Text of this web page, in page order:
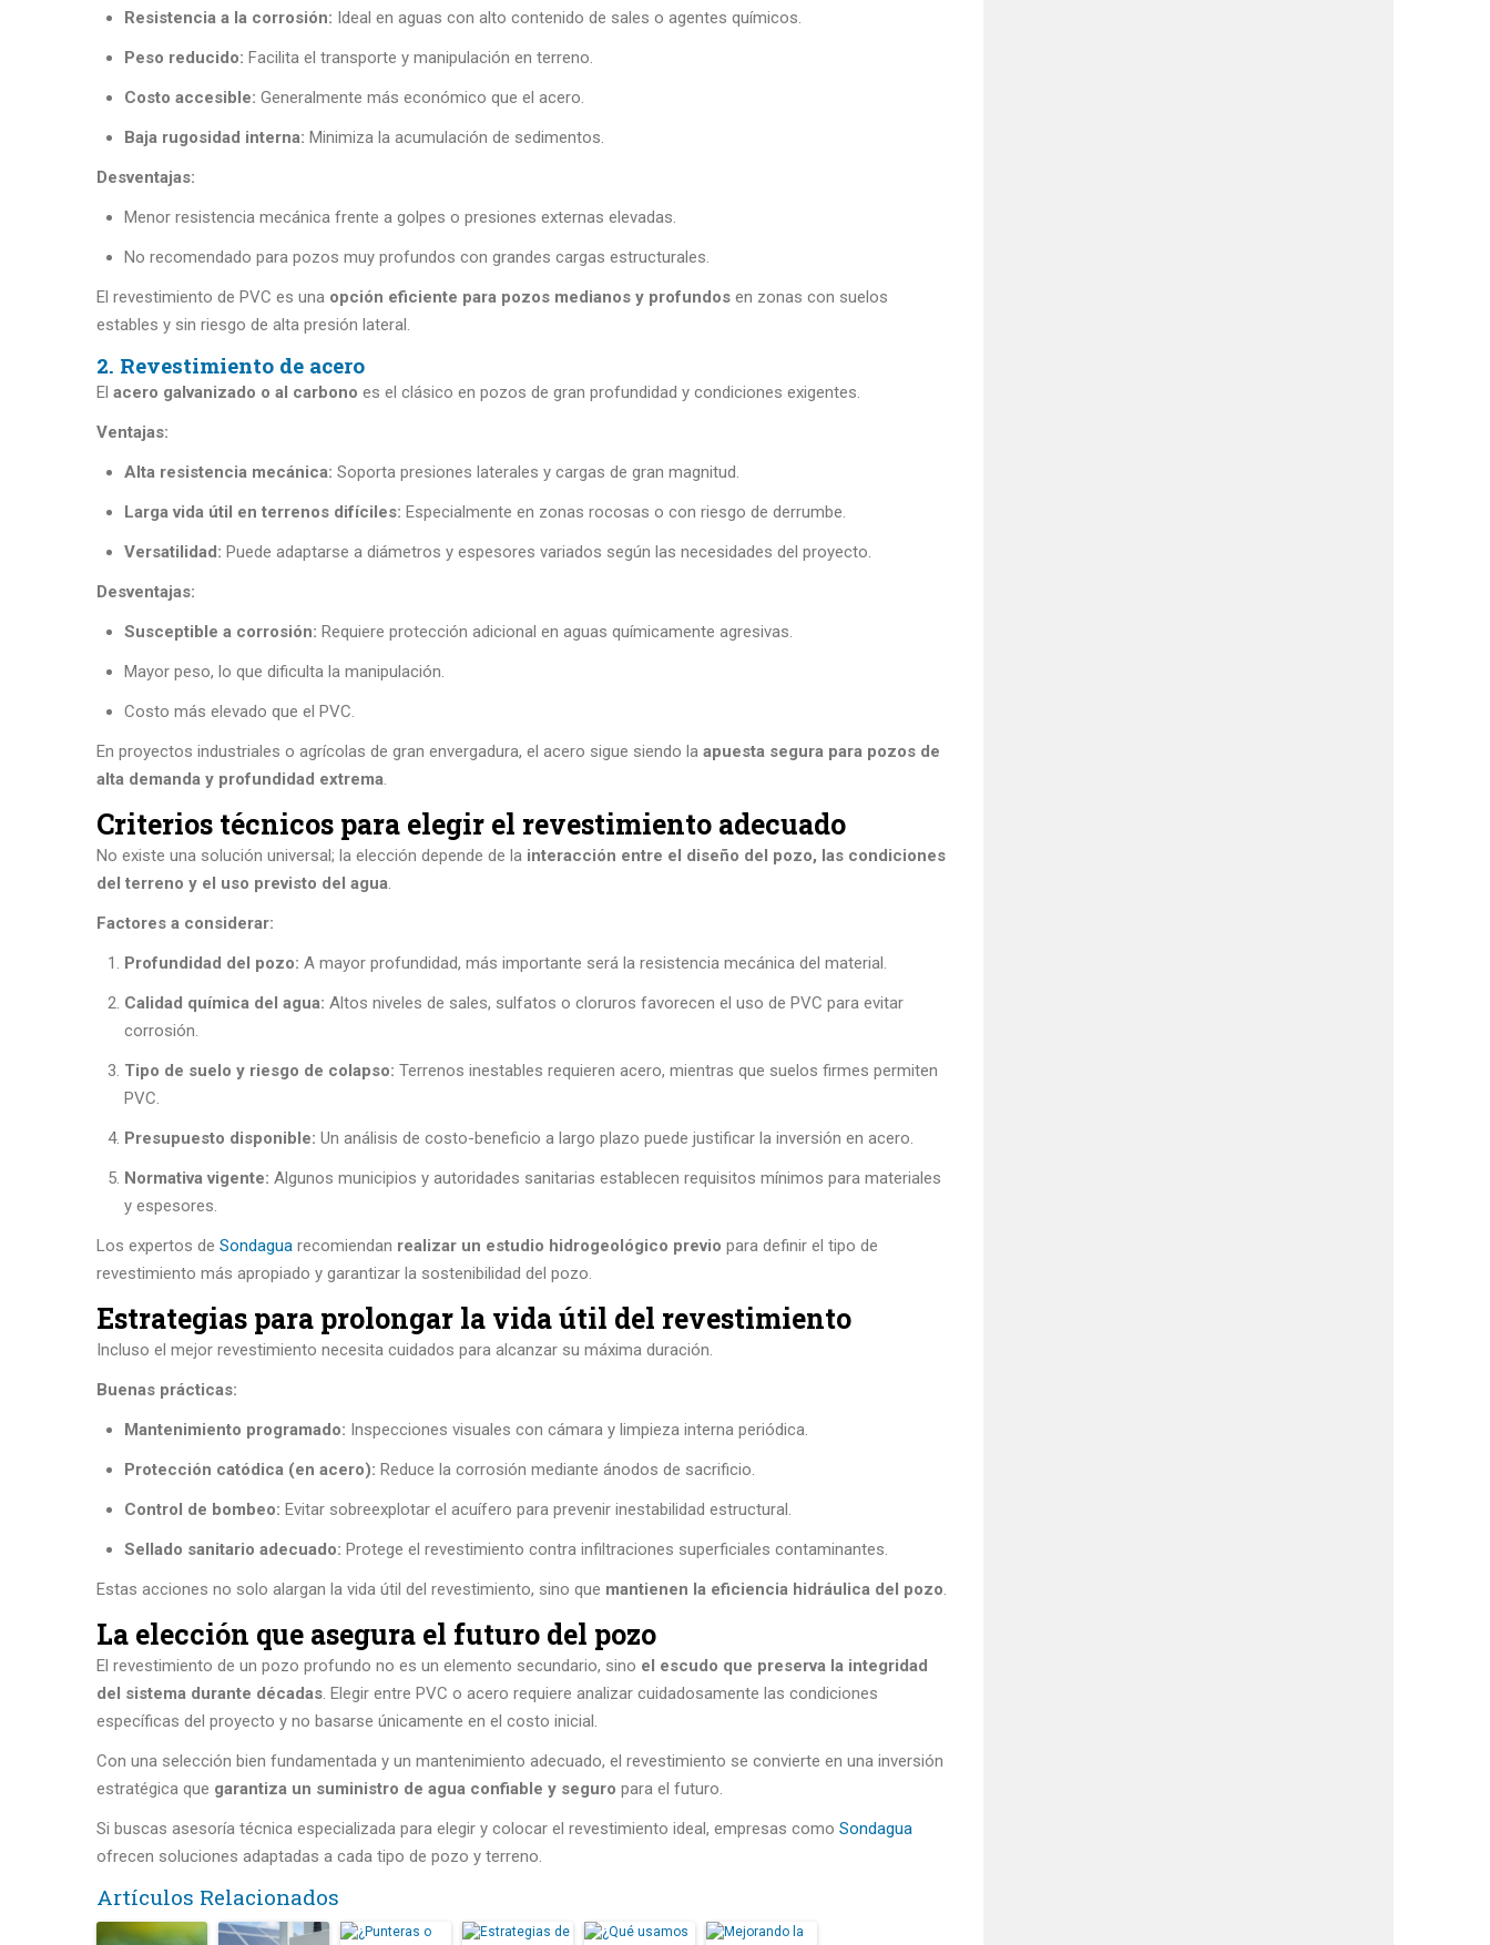
Resistencia a la corrosión: Ideal en aguas con alto contenido de sales o agentes químicos.
Peso reducido: Facilita el transporte y manipulación en terreno.
Costo accesible: Generalmente más económico que el acero.
Baja rugosidad interna: Minimiza la acumulación de sedimentos.
Desventajas:
Menor resistencia mecánica frente a golpes o presiones externas elevadas.
No recomendado para pozos muy profundos con grandes cargas estructurales.
El revestimiento de PVC es una opción eficiente para pozos medianos y profundos en zonas con suelos
estables y sin riesgo de alta presión lateral.
2. Revestimiento de acero
El acero galvanizado o al carbono es el clásico en pozos de gran profundidad y condiciones exigentes.
Ventajas:
Alta resistencia mecánica: Soporta presiones laterales y cargas de gran magnitud.
Larga vida útil en terrenos difíciles: Especialmente en zonas rocosas o con riesgo de derrumbe.
Versatilidad: Puede adaptarse a diámetros y espesores variados según las necesidades del proyecto.
Desventajas:
Susceptible a corrosión: Requiere protección adicional en aguas químicamente agresivas.
Mayor peso, lo que dificulta la manipulación.
Costo más elevado que el PVC.
En proyectos industriales o agrícolas de gran envergadura, el acero sigue siendo la apuesta segura para pozos de
alta demanda y profundidad extrema.
Criterios técnicos para elegir el revestimiento adecuado
No existe una solución universal; la elección depende de la interacción entre el diseño del pozo, las condiciones
del terreno y el uso previsto del agua.
Factores a considerar:
Profundidad del pozo: A mayor profundidad, más importante será la resistencia mecánica del material.
Calidad química del agua: Altos niveles de sales, sulfatos o cloruros favorecen el uso de PVC para evitar
corrosión.
Tipo de suelo y riesgo de colapso: Terrenos inestables requieren acero, mientras que suelos firmes permiten
PVC.
Presupuesto disponible: Un análisis de costo-beneficio a largo plazo puede justificar la inversión en acero.
Normativa vigente: Algunos municipios y autoridades sanitarias establecen requisitos mínimos para materiales
y espesores.
Los expertos de Sondagua recomiendan realizar un estudio hidrogeológico previo para definir el tipo de
revestimiento más apropiado y garantizar la sostenibilidad del pozo.
Estrategias para prolongar la vida útil del revestimiento
Incluso el mejor revestimiento necesita cuidados para alcanzar su máxima duración.
Buenas prácticas:
Mantenimiento programado: Inspecciones visuales con cámara y limpieza interna periódica.
Protección catódica (en acero): Reduce la corrosión mediante ánodos de sacrificio.
Control de bombeo: Evitar sobreexplotar el acuífero para prevenir inestabilidad estructural.
Sellado sanitario adecuado: Protege el revestimiento contra infiltraciones superficiales contaminantes.
Estas acciones no solo alargan la vida útil del revestimiento, sino que mantienen la eficiencia hidráulica del pozo.
La elección que asegura el futuro del pozo
El revestimiento de un pozo profundo no es un elemento secundario, sino el escudo que preserva la integridad
del sistema durante décadas. Elegir entre PVC o acero requiere analizar cuidadosamente las condiciones
específicas del proyecto y no basarse únicamente en el costo inicial.
Con una selección bien fundamentada y un mantenimiento adecuado, el revestimiento se convierte en una inversión
estratégica que garantiza un suministro de agua confiable y seguro para el futuro.
Si buscas asesoría técnica especializada para elegir y colocar el revestimiento ideal, empresas como Sondagua
ofrecen soluciones adaptadas a cada tipo de pozo y terreno.
Artículos Relacionados